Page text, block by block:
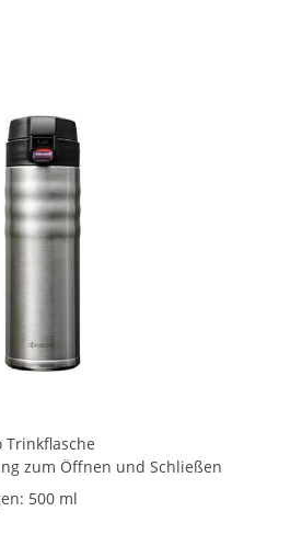
Trinkflasche
zum Öffnen und Schließen
500 ml